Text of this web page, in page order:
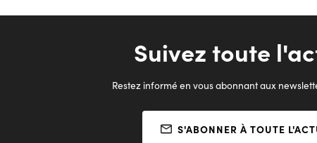
Suivez toute
Restez informé en vous abonnant aux
S'ABONNER À TOUTE